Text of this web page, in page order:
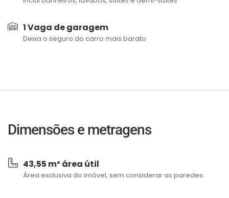
1 Vaga de garagem
Deixa o seguro do carro mais barato
Dimensões e metragens
43,55 m² área útil
Área exclusiva do imóvel, sem considerar as paredes